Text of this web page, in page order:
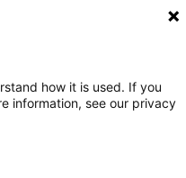
how it is used. If you
information, see our privacy